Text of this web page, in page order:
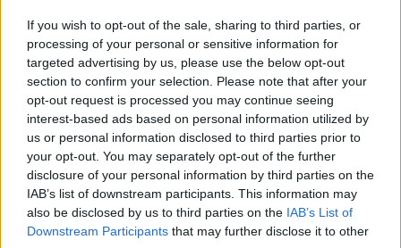
If you wish to opt-out of the sale, sharing to third parties, or
processing of your personal or sensitive information for
targeted advertising by us, please use the below opt-out
section to confirm your selection. Please note that after your
opt-out request is processed you may continue seeing
interest-based ads based on personal information utilized by
us or personal information disclosed to third parties prior to
your opt-out. You may separately opt-out of the further
disclosure of your personal information by third parties on the
IAB’s list of downstream participants. This information may
also be disclosed by us to third parties on the IAB’s List of
Downstream Participants that may further disclose it to other